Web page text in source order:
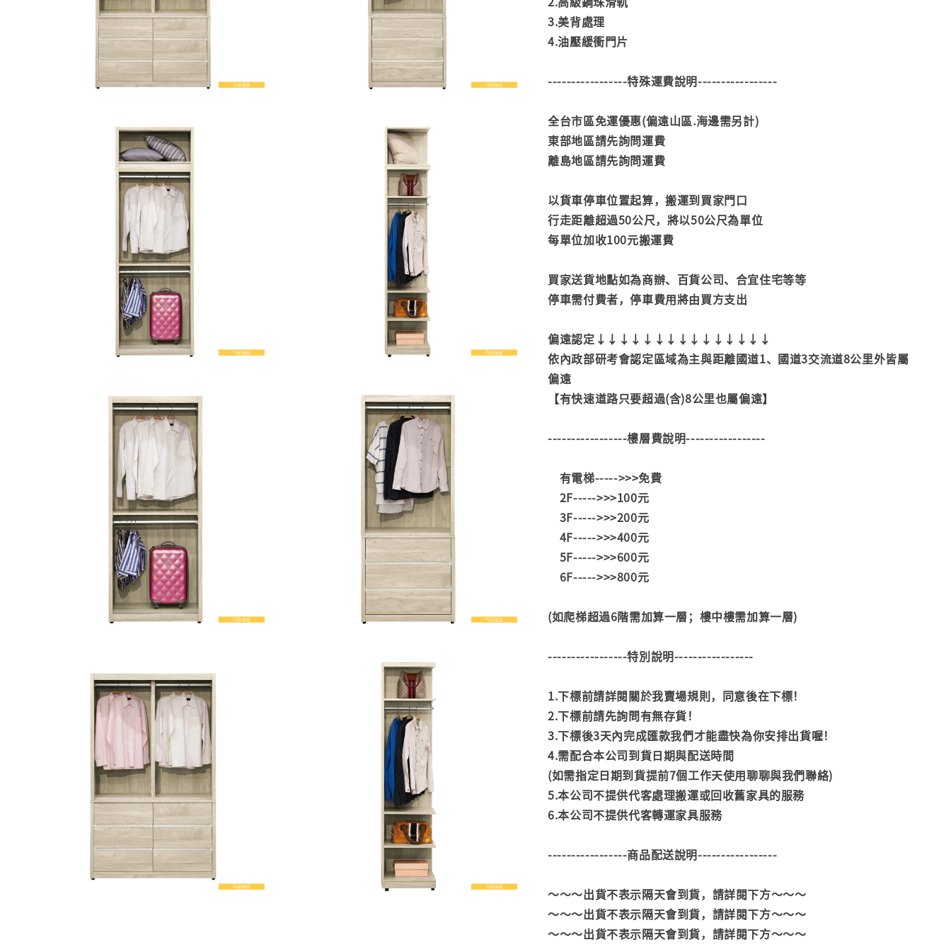
3.美背處理
4.油壓緩衝門片
-----------------特殊運費說明-----------------
全台市區免運優惠(偏遠山區.海邊需另計)
東部地區請先詢問運費
離島地區請先詢問運費
以貨車停車位置起算，搬運到買家門口
行走距離超過50公尺，將以50公尺為單位
每單位加收100元搬運費
買家送貨地點如為商辦、百貨公司、合宜住宅等等
停車需付費者，停車費用將由買方支出
偏遠認定↓↓↓↓↓↓↓↓↓↓↓↓↓↓↓
依內政部研考會認定區域為主與距離國道1、國道3交流道8公里外皆屬
偏遠
【有快速道路只要超過(含)8公里也屬偏遠】
-----------------樓層費說明-----------------
有電梯----->>>免費
2F----->>>100元
3F----->>>200元
4F----->>>400元
5F----->>>600元
6F----->>>800元
(如爬梯超過6階需加算一層；樓中樓需加算一層)
-----------------特別說明-----------------
1.下標前請詳閱關於我賣場規則，同意後在下標！
2.下標前請先詢問有無存貨！
3.下標後3天內完成匯款我們才能盡快為你安排出貨喔！
4.需配合本公司到貨日期與配送時間
(如需指定日期到貨提前7個工作天使用聊聊與我們聯絡)
5.本公司不提供代客處理搬運或回收舊家具的服務
6.本公司不提供代客轉運家具服務
-----------------商品配送說明-----------------
～～～出貨不表示隔天會到貨，請詳閱下方～～～
～～～出貨不表示隔天會到貨，請詳閱下方～～～
～～～出貨不表示隔天會到貨，請詳閱下方～～～